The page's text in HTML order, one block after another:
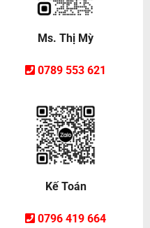
Ms. Thị Mỳ
0789 553 621
Kế Toán
0796 419 664